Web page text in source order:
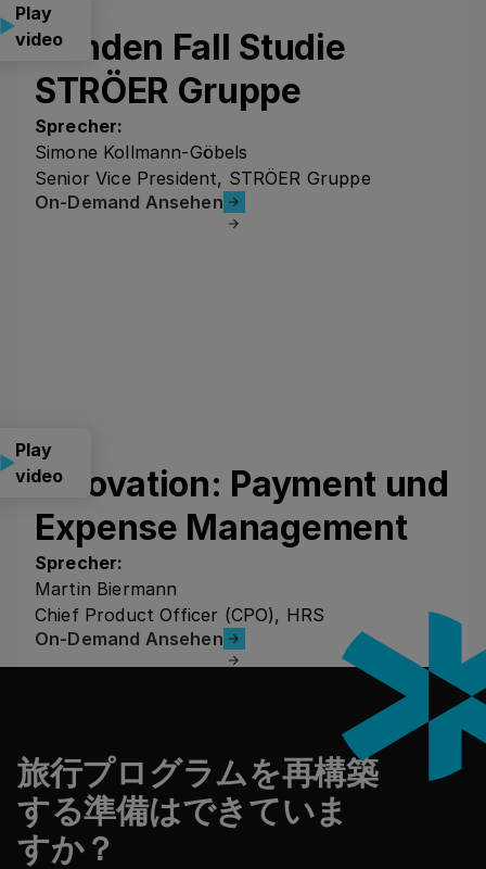
Play
video
Kunden Fall Studie
STRÖER Gruppe
Sprecher:
Simone Kollmann-Göbels
Senior Vice President, STRÖER Gruppe
On-Demand Ansehen
On-Demand Ansehen
Play
video
Innovation: Payment und
Expense Management
Sprecher:
Martin Biermann
Chief Product Officer (CPO), HRS
On-Demand Ansehen
On-Demand Ansehen
旅行プログラムを再構築
する準備はできていま
すか？